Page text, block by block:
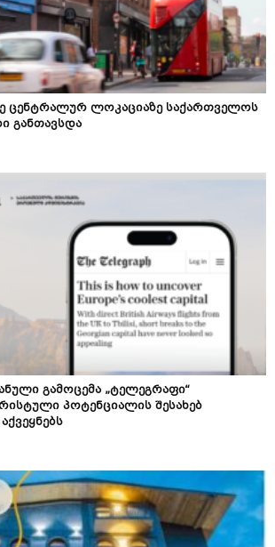
ცენტრალურ ლოკაციაზე საქართველოს
განთავსდა
გამოცემა „ტელეგრაფი“
პოტენციალის შესახებ